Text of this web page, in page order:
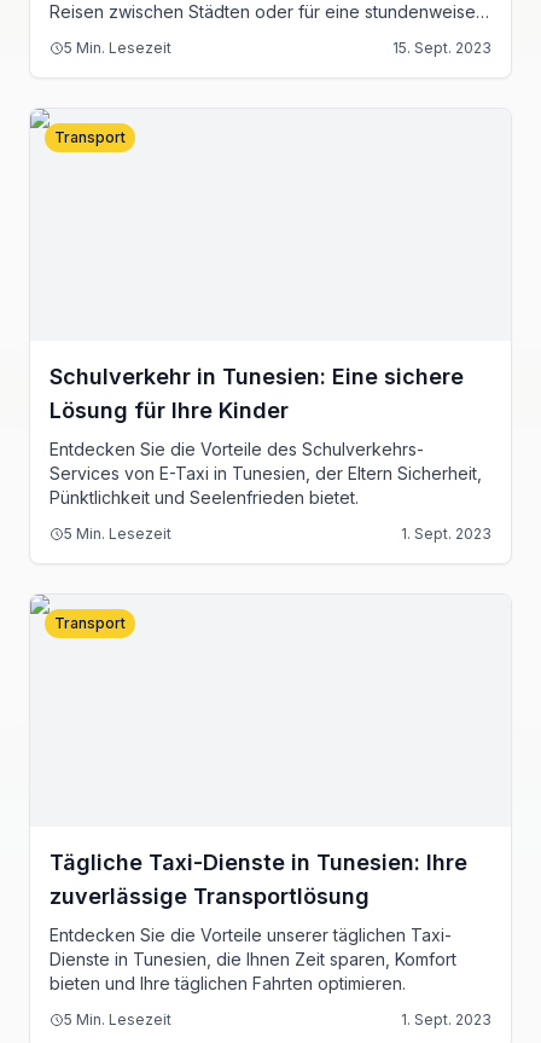
Reisen zwischen Städten oder für eine stundenweise
5 Min. Lesezeit 15. Sept. 2023
Transport
Schulverkehr in Tunesien: Eine sichere
Lösung für Ihre Kinder
Entdecken Sie die Vorteile des Schulverkehrs-
Services von E-Taxi in Tunesien, der Eltern Sicherheit,
Pünktlichkeit und Seelenfrieden bietet.
5 Min. Lesezeit 1. Sept. 2023
Transport
Tägliche Taxi-Dienste in Tunesien: Ihre
zuverlässige Transportlösung
Entdecken Sie die Vorteile unserer täglichen Taxi-
Dienste in Tunesien, die Ihnen Zeit sparen, Komfort
bieten und Ihre täglichen Fahrten optimieren.
5 Min. Lesezeit 1. Sept. 2023